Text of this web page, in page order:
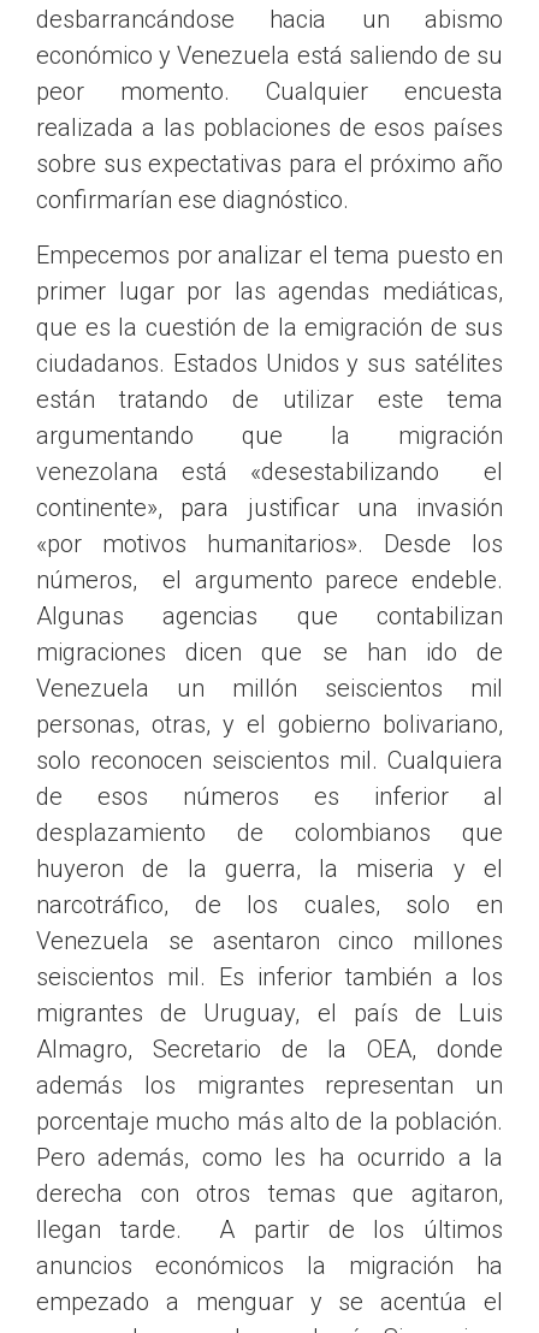
desbarrancándose hacia un abismo
económico y Venezuela está saliendo de su
peor momento. Cualquier encuesta
realizada a las poblaciones de esos países
sobre sus expectativas para el próximo año
confirmarían ese diagnóstico.
Empecemos por analizar el tema puesto en
primer lugar por las agendas mediáticas,
que es la cuestión de la emigración de sus
ciudadanos. Estados Unidos y sus satélites
están tratando de utilizar este tema
argumentando que la migración
venezolana está «desestabilizando el
continente», para justificar una invasión
«por motivos humanitarios». Desde los
números, el argumento parece endeble.
Algunas agencias que contabilizan
migraciones dicen que se han ido de
Venezuela un millón seiscientos mil
personas, otras, y el gobierno bolivariano,
solo reconocen seiscientos mil. Cualquiera
de esos números es inferior al
desplazamiento de colombianos que
huyeron de la guerra, la miseria y el
narcotráfico, de los cuales, solo en
Venezuela se asentaron cinco millones
seiscientos mil. Es inferior también a los
migrantes de Uruguay, el país de Luis
Almagro, Secretario de la OEA, donde
además los migrantes representan un
porcentaje mucho más alto de la población.
Pero además, como les ha ocurrido a la
derecha con otros temas que agitaron,
llegan tarde. A partir de los últimos
anuncios económicos la migración ha
empezado a menguar y se acentúa el